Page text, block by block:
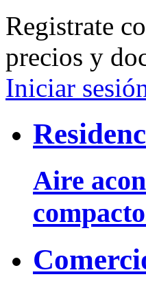
Registrate
precios y
Iniciar
Aire